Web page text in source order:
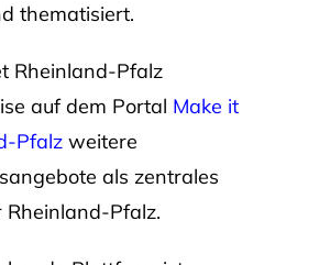
thematisiert.
Rheinland-Pfalz
auf dem Portal Make it
Pfalzweitere
als zentrales
Pfalz.